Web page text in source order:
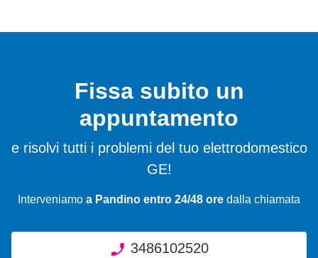
Fissa subito un
appuntamento
e risolvi tutti i problemi del tuo elettrodomestico
GE!
Interveniamo a Pandino entro 24/48 ore dalla chiamata
3486102520